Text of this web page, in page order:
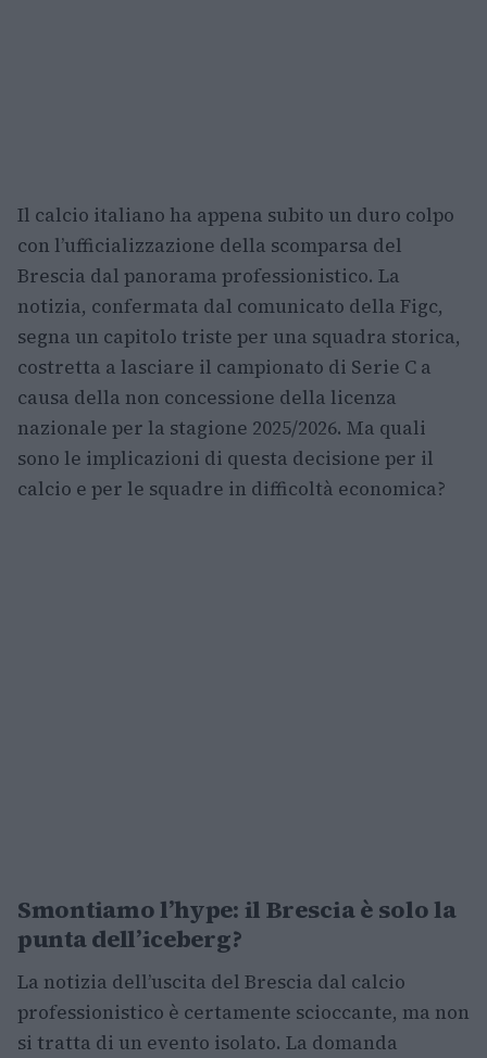
Il calcio italiano ha appena subito un duro colpo
con l’ufficializzazione della scomparsa del
Brescia dal panorama professionistico. La
notizia, confermata dal comunicato della Figc,
segna un capitolo triste per una squadra storica,
costretta a lasciare il campionato di Serie C a
causa della non concessione della licenza
nazionale per la stagione 2025/2026. Ma quali
sono le implicazioni di questa decisione per il
calcio e per le squadre in difficoltà economica?
Smontiamo l’hype: il Brescia è solo la
punta dell’iceberg?
La notizia dell’uscita del Brescia dal calcio
professionistico è certamente scioccante, ma non
si tratta di un evento isolato. La domanda